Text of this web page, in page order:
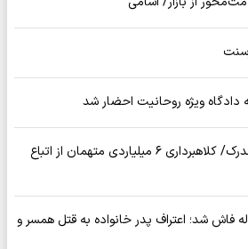
دادگاه ویژه روحانیت احضار شد
انهدام باند جعل ۴ هزار مدرک/ کلاهبرداری ۶ میلیاردی متهمان از اتباع
زن ۴۵ ساله فاش شد؛ اعتراف پدر خانواده به قتل همسر و